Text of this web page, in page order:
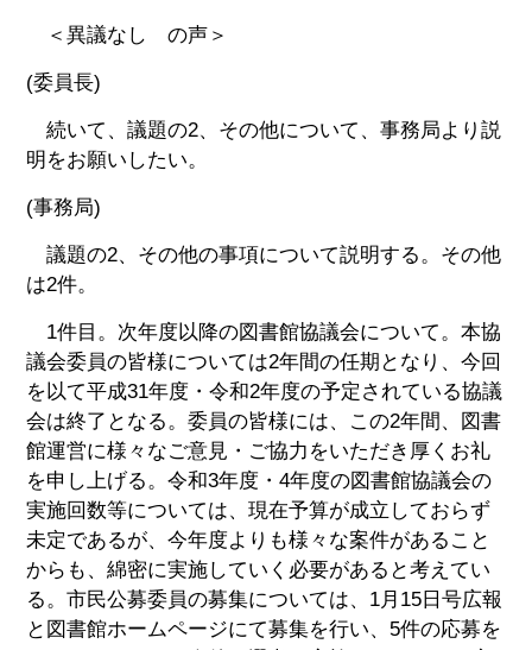
＜異議なし の声＞
(委員長)
続いて、議題の2、その他について、事務局より説
明をお願いしたい。
(事務局)
議題の2、その他の事項について説明する。その他
は2件。
1件目。次年度以降の図書館協議会について。本協
議会委員の皆様については2年間の任期となり、今回
を以て平成31年度・令和2年度の予定されている協議
会は終了となる。委員の皆様には、この2年間、図書
館運営に様々なご意見・ご協力をいただき厚くお礼
を申し上げる。令和3年度・4年度の図書館協議会の
実施回数等については、現在予算が成立しておらず
未定であるが、今年度よりも様々な案件があること
からも、綿密に実施していく必要があると考えてい
る。市民公募委員の募集については、1月15日号広報
と図書館ホームページにて募集を行い、5件の応募を